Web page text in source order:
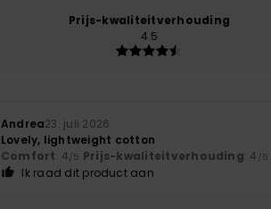
Prijs-kwaliteitverhouding
4.5
Andrea23. juli 2026
Lovely, lightweight cotton
Comfort: 4/5 Prijs-kwaliteitverhouding: 4 /5
Ik raad dit product aan